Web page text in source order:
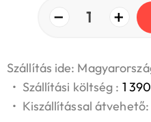
− 1 +
Szállítás ide:
• Szállítási költség : 1
• Kiszállítással